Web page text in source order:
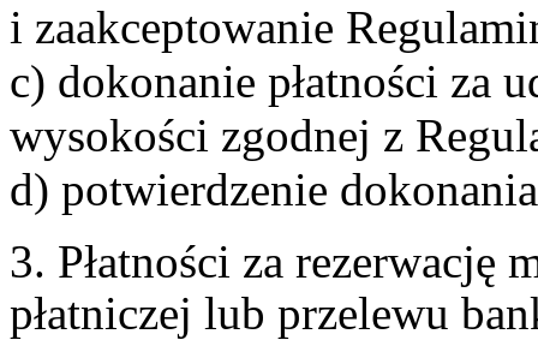
i zaakceptowanie
c) dokonanie płatności za
wysokości zgodnej z
d) potwierdzenie
3. Płatności za rezerwację
płatniczej lub przelewu